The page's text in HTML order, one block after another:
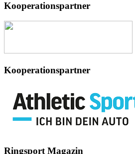
Kooperationspartner
Kooperationspartner
Ringsport Magazin